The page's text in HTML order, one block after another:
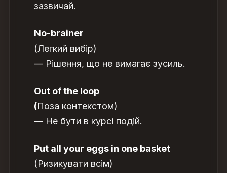
зазвичай.
No-brainer
(Легкий вибір)
— Рішення, що не вимагає зусиль.
Out of the loop
(Поза контекстом)
— Не бути в курсі подій.
Put all your eggs in one basket
(Ризикувати всім)